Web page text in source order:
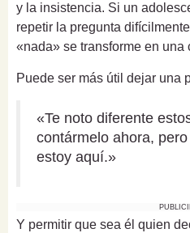
y la insistencia. Si un
repetir la pregunta
«nada» se transforme en una
Puede ser más útil dejar una
«Te noto diferente
contármelo ahora,
estoy aquí.»
Y permitir que sea él quien